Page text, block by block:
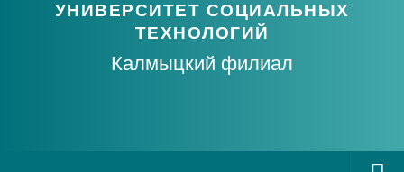
УНИВЕРСИТЕТ СОЦИАЛЬНЫХ
ТЕХНОЛОГИЙ
Калмыцкий филиал